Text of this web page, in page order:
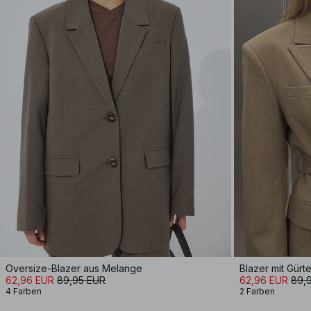
Oversize-Blazer aus Melange
62,96 EUR 89,95 EUR
4 Farben
Blazer mit
62,96 EUR
2 Farben